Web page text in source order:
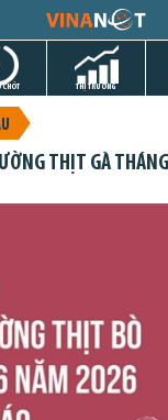
CHÓT THỊ TRƯỜNG
THỊT GÀ